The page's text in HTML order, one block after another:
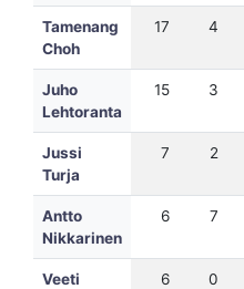
Tamenang
Choh
17 4
Juho
Lehtoranta
15 3
Jussi
Turja
7 2
Antto
Nikkarinen
6 7
Veeti
6 0